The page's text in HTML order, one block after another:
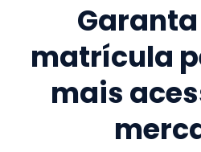
matrícula
mais